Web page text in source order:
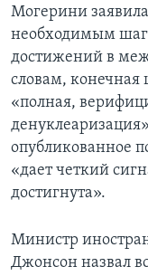
Могерини
необходимым
достижений в
словам, конечная
«полная,
опубликованное
«дает четкий
достигнута».
Министр
Джонсон назвал